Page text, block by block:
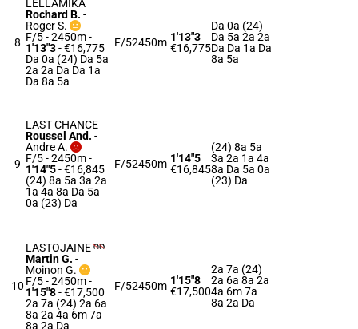
8
LELLAMIKA
Rochard B. -
Roger S.
F/5 - 2450m-
1'13"3- €16,775
Da 0a (24) Da 5a
2a 2a Da Da 1a
Da 8a 5a
F/52450m 1'13"3
€16,775
Da 0a (24)
Da 5a 2a 2a
Da Da 1a Da
8a 5a
9
LAST CHANCE
Roussel And. -
Andre A.
F/5 - 2450m-
1'14"5- €16,845
(24) 8a 5a 3a 2a
1a 4a 8a Da 5a
0a (23) Da
F/52450m 1'14"5
€16,845
(24) 8a 5a
3a 2a 1a 4a
8a Da 5a 0a
(23) Da
10
LASTOJAINE
Martin G. -
Moinon G.
F/5 - 2450m-
1'15"8- €17,500
2a 7a (24) 2a 6a
8a 2a 4a 6m 7a
8a 2a Da
F/52450m 1'15"8
€17,500
2a 7a (24)
2a 6a 8a 2a
4a 6m 7a
8a 2a Da